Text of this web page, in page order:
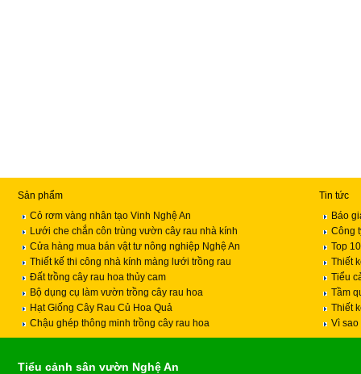
Sản phẩm
Cỏ rơm vàng nhân tạo Vinh Nghệ An
Lưới che chắn côn trùng vườn cây rau nhà kính
Cửa hàng mua bán vật tư nông nghiệp Nghệ An
Thiết kế thi công nhà kính màng lưới trồng rau
Đất trồng cây rau hoa thủy cam
Bộ dụng cụ làm vườn trồng cây rau hoa
Hạt Giống Cây Rau Củ Hoa Quả
Chậu ghép thông minh trồng cây rau hoa
Tin tức
Báo
Công
Top
Thiết
Tiểu
Tầm
Thiết
Vì sao
Tiểu cảnh sân vườn Nghệ An